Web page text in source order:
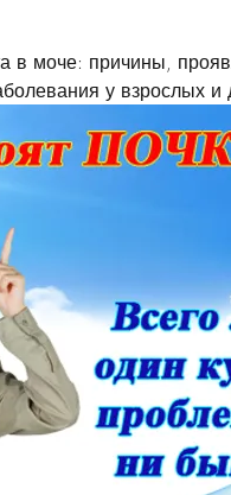
в моче: причины,
у взрослых и